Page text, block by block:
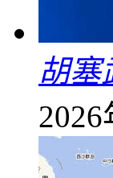
胡塞
2026